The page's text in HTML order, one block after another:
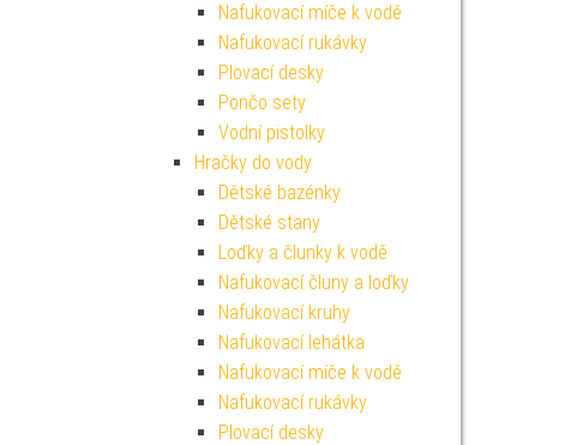
Nafukovací míče k vodě
Nafukovací rukávky
Plovací desky
Pončo sety
Vodní pistolky
Hračky do vody
Dětské bazénky
Dětské stany
Loďky a člunky k vodě
Nafukovací čluny a loďky
Nafukovací kruhy
Nafukovací lehátka
Nafukovací míče k vodě
Nafukovací rukávky
Plovací desky